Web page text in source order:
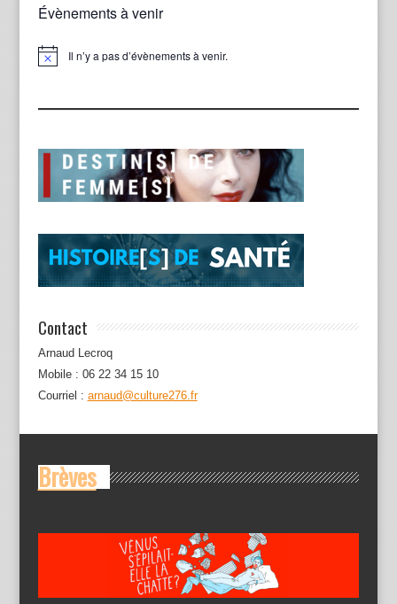
Évènements à venir
Notice Il n’y a pas d’évènements à venir.
Contact
Arnaud Lecroq
Mobile : 06 22 34 15 10
Courriel : arnaud@culture276.fr
Brèves